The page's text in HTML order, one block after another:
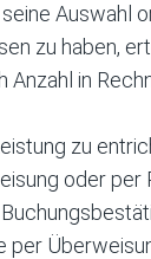
Auswahl
zu haben,
in
zu
oder per